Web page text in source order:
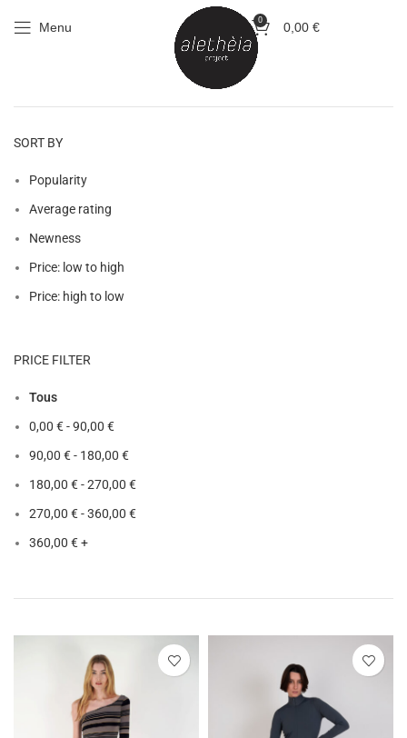
Menu 0 0,00 €
SORT BY
Popularity
Average rating
Newness
Price: low to high
Price: high to low
PRICE FILTER
Tous
0,00 €-90,00 €
90,00 €- 180,00 €
180,00 €-270,00 €
270,00 €-360,00 €
360,00 €+